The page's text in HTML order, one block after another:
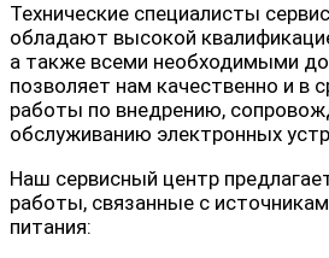
Технические специалисты
обладают высокой
а также всеми необходимыми
позволяет нам качественно и в
работы по внедрению,
обслуживанию электронных
Наш сервисный центр
работы, связанные с
питания: